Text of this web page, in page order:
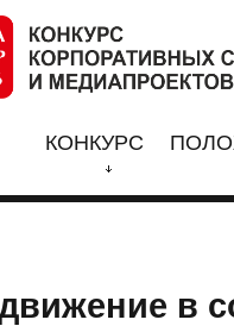
КОНКУРС
в